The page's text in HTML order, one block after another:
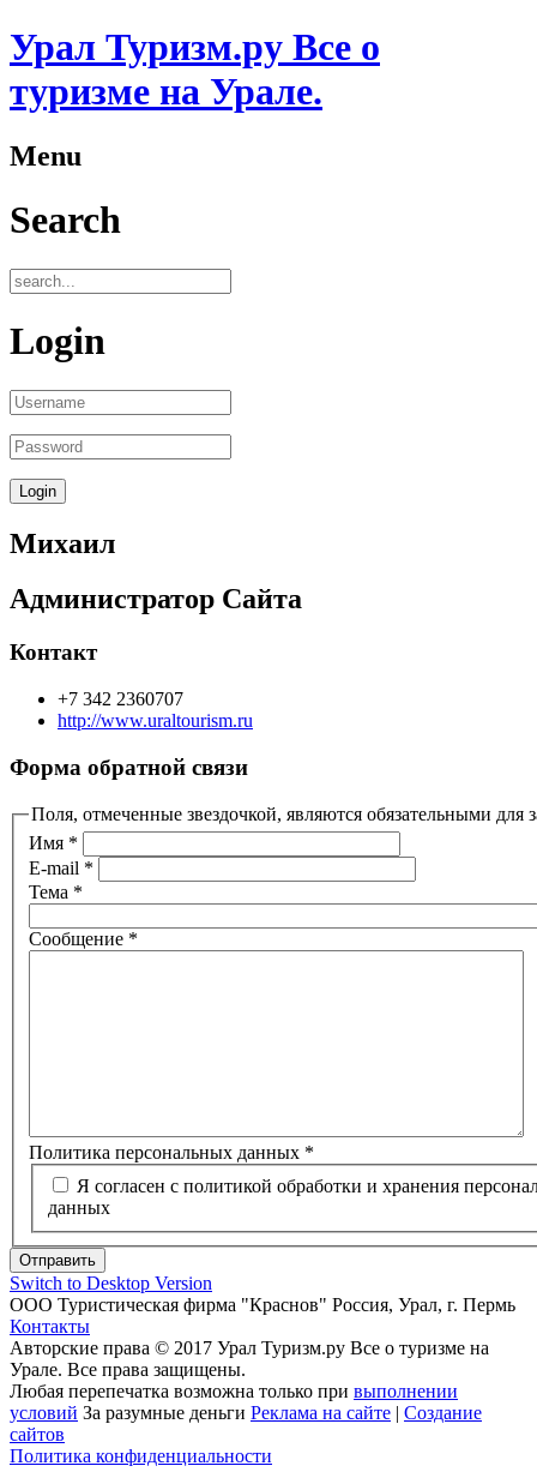
Урал Туризм.ру Все о
туризме на Урале.
Menu
Search
Login
Михаил
Администратор Сайта
Контакт
+7 342 2360707
http://www.uraltourism.ru
Форма обратной связи
Поля, отмеченные звездочкой, являются обязательными для
Имя *
E-mail *
Тема *
Сообщение *
Политика персональных данных *
данных
Отправить
Switch to Desktop Version
ООО Туристическая фирма "Краснов" Россия, Урал, г. Пермь
Контакты
Авторские права © 2017 Урал Туризм.ру Все о туризме на
Урале. Все права защищены.
Любая перепечатка возможна только при выполнении
условий За разумные деньги Реклама на сайте | Создание
сайтов
Политика конфиденциальности